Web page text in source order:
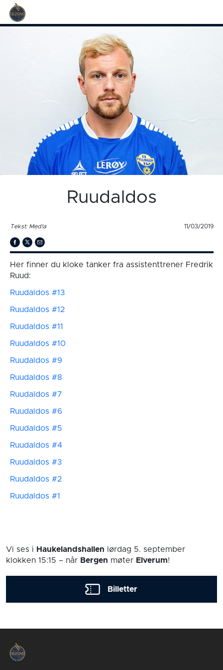
Ruudaldos
Tekst: Med!a 11/03/2019
Her finner du kloke tanker fra assistenttrener Fredrik
Ruud:
Ruudaldos #13
Ruudaldos #12
Ruudaldos #11
Ruudaldos #10
Ruudaldos #9
Ruudaldos #8
Ruudaldos #7
Ruudaldos #6
Ruudaldos #5
Ruudaldos #4
Ruudaldos #3
Ruudaldos #2
Ruudaldos #1
Vi ses i Haukelandshallen lørdag 5. september
klokken 15:15 – når Bergen møter Elverum!
Billetter